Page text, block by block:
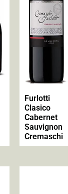
Furlotti
Clasico
Cabernet
Sauvignon
Cremaschi